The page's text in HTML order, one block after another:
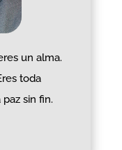
un alma.
toda
sin fin.